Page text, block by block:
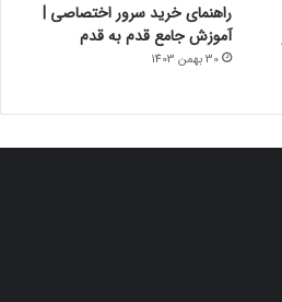
راهنمای خرید سرور اختصاصی |
آموزش جامع قدم به قدم
30 بهمن 1403